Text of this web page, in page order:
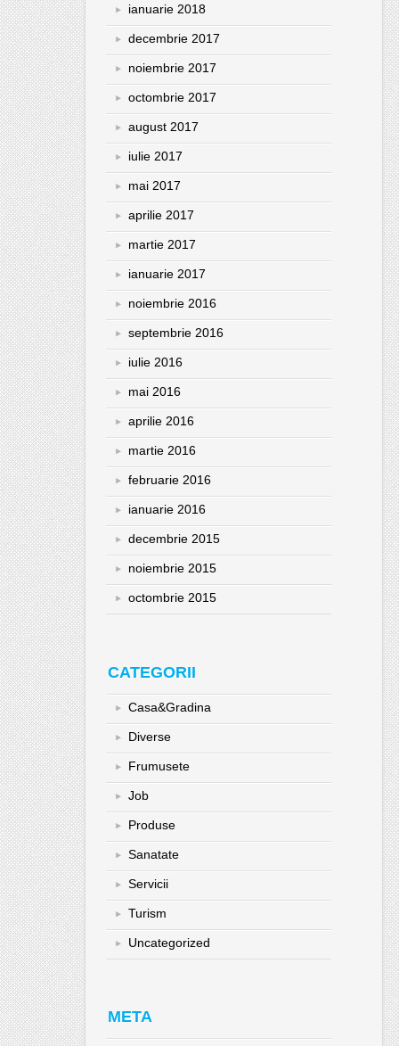
ianuarie 2018
decembrie 2017
noiembrie 2017
octombrie 2017
august 2017
iulie 2017
mai 2017
aprilie 2017
martie 2017
ianuarie 2017
noiembrie 2016
septembrie 2016
iulie 2016
mai 2016
aprilie 2016
martie 2016
februarie 2016
ianuarie 2016
decembrie 2015
noiembrie 2015
octombrie 2015
CATEGORII
Casa&Gradina
Diverse
Frumusete
Job
Produse
Sanatate
Servicii
Turism
Uncategorized
META